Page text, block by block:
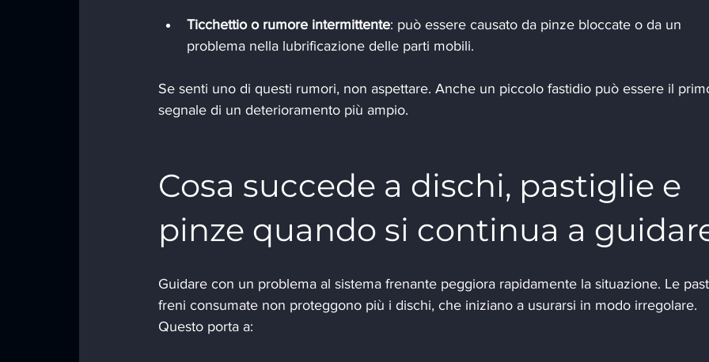
Ticchettio o rumore intermittente: può essere causato da pinze bloccate o da un
problema nella lubrificazione delle parti mobili.
Se senti uno di questi rumori, non aspettare. Anche un piccolo fastidio può essere il
segnale di un deterioramento più ampio.
Cosa succede a dischi, pastiglie e
pinze quando si continua a
Guidare con un problema al sistema frenante peggiora rapidamente la situazione. Le
freni consumate non proteggono più i dischi, che iniziano a usurarsi in modo irregolare.
Questo porta a: